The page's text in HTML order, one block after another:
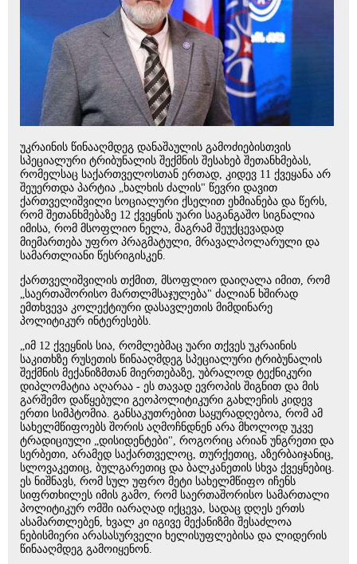
უკრაინის წინააღმდეგ დანაშაულის გამოძიებისთვის
სპეციალური ტრიბუნალის შექმნის შესახებ შეთანხმებას,
რომელსაც საქართველოსთან ერთად, კიდევ 11 ქვეყანა არ
შეუერთდა პარტია „ხალხის ძალის" წევრი დავით
ქართველიშვილი სოციალური ქსელით ეხმიანება და წერს,
რომ შეთანხმებაზე 12 ქვეყნის უარი საგანგაშო სიგნალია
იმისა, რომ მსოფლიო ნელა, მაგრამ შეუქცევადად
მიემართება უფრო პრაგმატული, მრავალპოლარული და
სამართლიანი წესრიგისკენ.
ქართველიშვილის თქმით, მსოფლიო დაიღალა იმით, რომ
„საერთაშორისო მართლმსაჯულება" ძალიან ხშირად
ემთხვევა კოლექტიური დასავლეთის მიმდინარე
პოლიტიკურ ინტერესებს.
„იმ 12 ქვეყნის სია, რომლებმაც უარი თქვეს უკრაინის
საკითხზე რუსეთის წინააღმდეგ სპეციალური ტრიბუნალის
შექმნის მექანიზმთან მიერთებაზე, უბრალოდ ტექნიკური
დიპლომატია აღარაა - ეს თავად ევროპის შიგნით და მის
გარშემო დაწყებული გეოპოლიტიკური გახლეჩის კიდევ
ერთი სიმპტომია. განსაკუთრებით საყურადღებოა, რომ ამ
სახელმწიფოებს შორის აღმოჩნდნენ არა მხოლოდ უკვე
ტრადიციული „დისიდენტები", როგორიც არიან უნგრეთი და
სერბეთი, არამედ საქართველოც, თურქეთიც, აზერბაიჯანიც,
სლოვაკეთიც, ბულგარეთიც და ბალკანეთის სხვა ქვეყნებიც.
ეს ნიშნავს, რომ სულ უფრო მეტი სახელმწიფო იჩენს
სიფრთხილეს იმის გამო, რომ საერთაშორისო სამართალი
პოლიტიკურ ომში იარაღად იქცევა, სადაც დღეს ერთს
ასამართლებენ, ხვალ კი იგივე მექანიზმი შესაძლოა
ნებისმიერი არასასურველი ხელისუფლებისა და ლიდერის
წინააღმდეგ გამოიყენონ.